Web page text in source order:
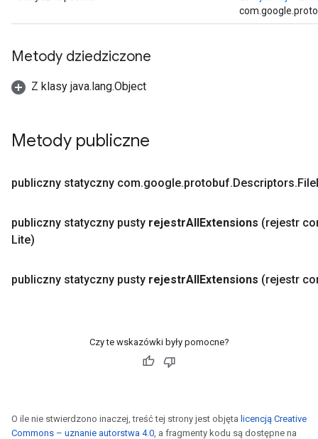
Metody dziedziczone
Z klasy java.lang.Object
Metody publiczne
publiczny statyczny com.google.protobuf.Descriptors.File
publiczny statyczny pusty rejestrAllExtensions (rejestr
Lite)
publiczny statyczny pusty rejestrAllExtensions (rejestr
Czy te wskazówki były pomocne?
O ile nie stwierdzono inaczej, treść tej strony jest objęta licencją Creative
Commons – uznanie autorstwa 4.0, a fragmenty kodu są dostępne na